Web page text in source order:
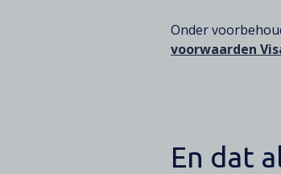
Onder
voorwaarden
En dat